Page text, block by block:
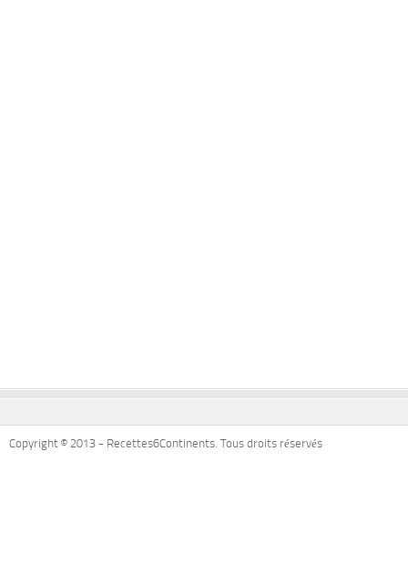
Copyright © 2013 - Recettes6Continents. Tous droits réservés